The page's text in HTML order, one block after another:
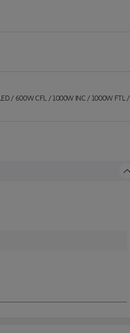
/ 600W CFL / 1000W INC / 1000W FTL /